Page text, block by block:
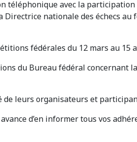
téléphonique avec la
nationale des échecs
fédérales du 12 mars au 15
du Bureau fédéral concernant
leurs organisateurs et
d’en informer tous vos